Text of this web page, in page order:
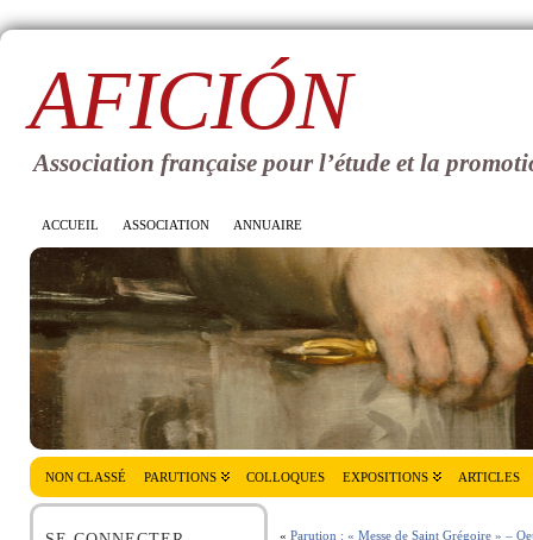
AFICIÓN
Association française pour l’étude et la
ACCUEIL ASSOCIATION ANNUAIRE
NON CLASSÉ PARUTIONS COLLOQUES EXPOSITIONS ARTICLES
« Parution : « Messe de Saint Grégoire » –